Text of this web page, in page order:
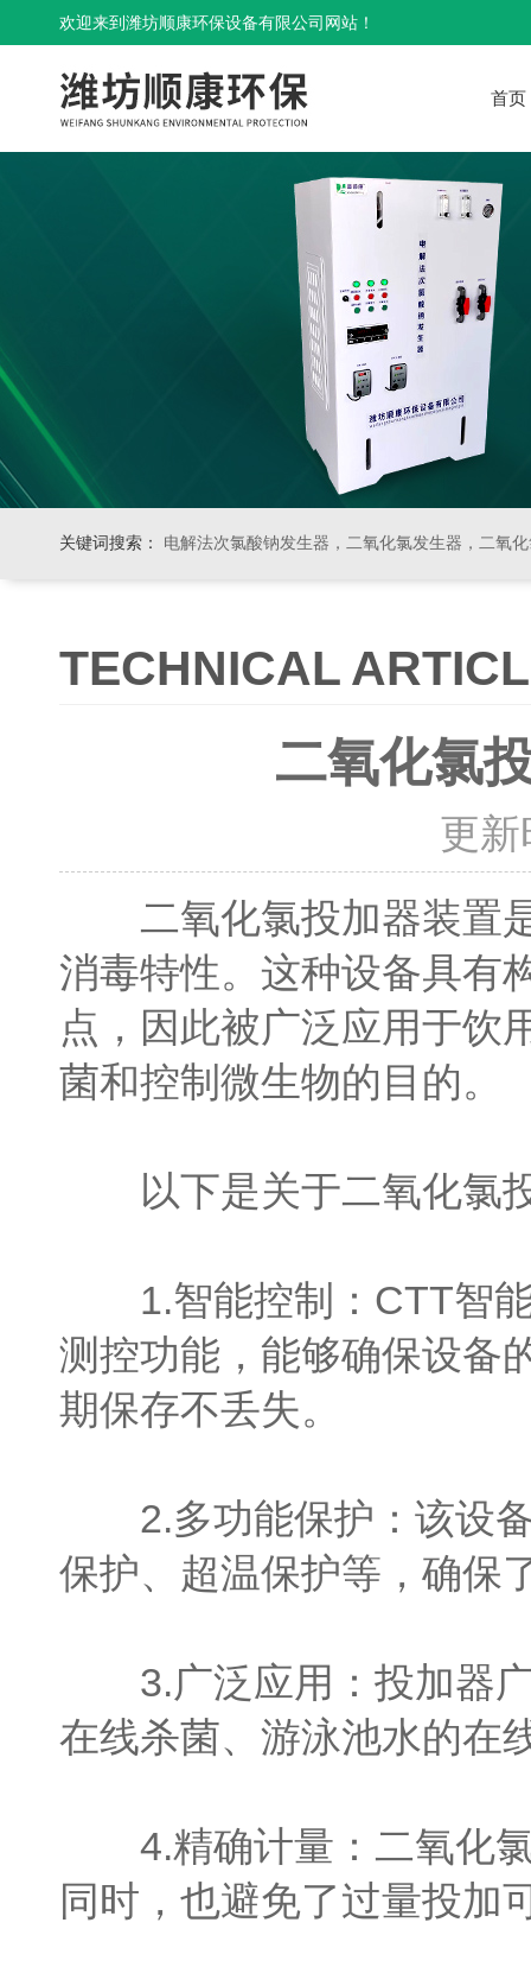
欢迎来到潍坊顺康环保设备有限公司网站！
首页
关键词搜索： 电解法次氯酸钠发生器，二氧化氯发生器，二氧化氯投加器，缓释消毒器
TECHNICAL
二氧化氯
更新
二氧化氯投加器装置是
消毒特性。这种设备具有
点，因此被广泛应用于饮
菌和控制微生物的目的。
以下是关于二氧化氯
1.智能控制：CTT智能
测控功能，能够确保设备
期保存不丢失。
2.多功能保护：该设备
保护、超温保护等，确保
3.广泛应用：投加器广
在线杀菌、游泳池水的在
4.精确计量：二氧化氯
同时，也避免了过量投加